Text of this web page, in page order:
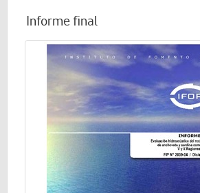
Informe final